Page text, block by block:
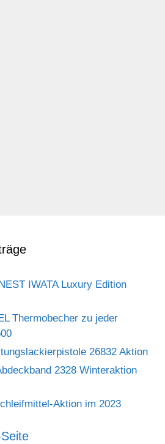
IWATA Luxury Edition
Thermobecher zu jeder
26832 Aktion
2328 Winteraktion
Aktion im 2023